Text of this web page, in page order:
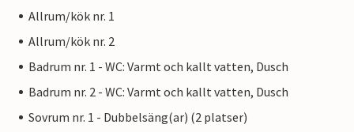
Allrum/kök nr. 1
Allrum/kök nr. 2
Badrum nr. 1 - WC: Varmt och kallt vatten, Dusch
Badrum nr. 2 - WC: Varmt och kallt vatten, Dusch
Sovrum nr. 1 - Dubbelsäng(ar) (2 platser)